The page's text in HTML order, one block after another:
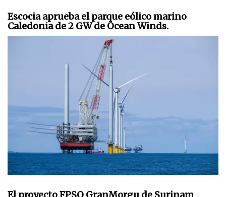
Escocia aprueba el parque eólico marino
Caledonia de 2 GW de Ocean Winds.